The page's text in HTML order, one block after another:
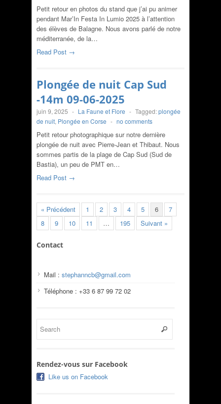
Petit retour en photos du stand que j’ai pu animer
pendant Mar’In Festa In Lumio 2025 à l’attention
des élèves de Balagne. Nous avons parlé de notre
méditerranée, de la…
Read Post →
Plongée de nuit Cap Sud
-14m 09-06-2025
juin 9, 2025 - La Faune et Flore - Tagged:plongée
de nuit, Plongée en Corse - no comments
Petit retour photographique sur notre dernière
plongée de nuit avec Pierre-Jean et Thibaut. Nous
sommes partis de la plage de Cap Sud (Sud de
Bastia), un peu de PMT en…
Read Post →
« Précédent 1 2 3 4 5 6
7
8
9 10 11 … 195 Suivant »
Contact
Mail : stephanncb@gmail.com
Téléphone : +33 6 87 99 72 02
Rendez-vous sur Facebook
Like us on Facebook